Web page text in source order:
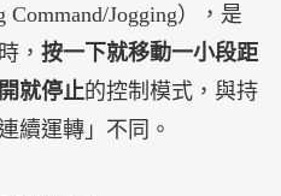
Jogging），是
， 按一下就移動一小段距
就停止的控制模式，與持
續運轉」不同。